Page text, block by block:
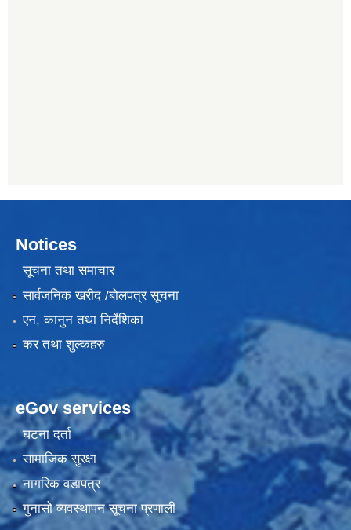
Notices
सूचना तथा समाचार
सार्वजनिक खरीद /बोलपत्र सूचना
एन, कानुन तथा निर्देशिका
कर तथा शुल्कहरु
eGov services
घटना दर्ता
सामाजिक सुरक्षा
नागरिक वडापत्र
गुनासो व्यवस्थापन सूचना प्रणाली